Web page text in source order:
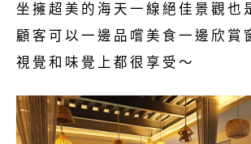
坐擁超美的海天一線絕佳景觀也
顧客可以一邊品嚐美食一邊欣賞
視覺和味覺上都很享受～